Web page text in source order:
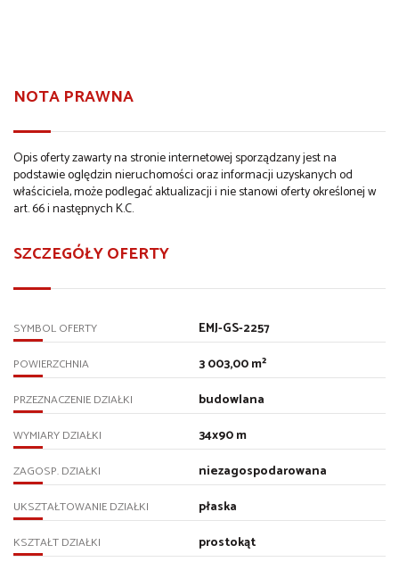
NOTA PRAWNA
Opis oferty zawarty na stronie internetowej sporządzany jest na
podstawie oględzin nieruchomości oraz informacji uzyskanych od
właściciela, może podlegać aktualizacji i nie stanowi oferty określonej w
art. 66 i następnych K.C.
SZCZEGÓŁY OFERTY
SYMBOL OFERTY EMJ-GS-2257
POWIERZCHNIA 3 003,00 m²
PRZEZNACZENIE DZIAŁKI budowlana
WYMIARY DZIAŁKI 34x90 m
ZAGOSP. DZIAŁKI niezagospodarowana
UKSZTAŁTOWANIE DZIAŁKI płaska
KSZTAŁT DZIAŁKI prostokąt